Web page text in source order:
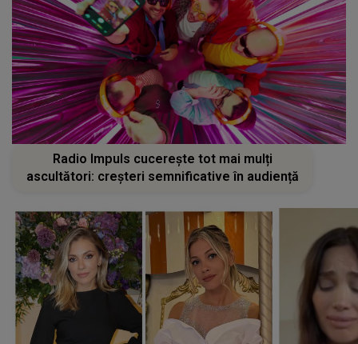
Radio Impuls cucerește tot mai mulți
ascultători: creșteri semnificative în audiență